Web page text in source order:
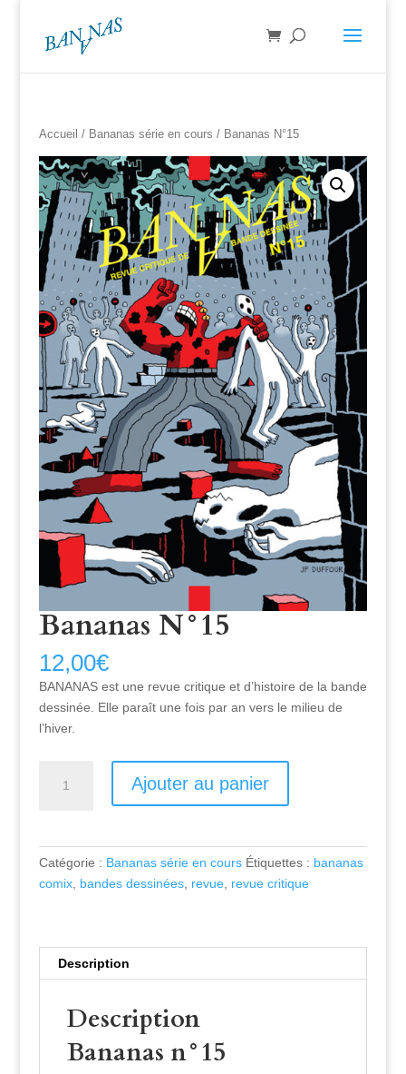
Accueil / Bananas série en cours / Bananas N°15
Bananas N°15
12,00€
BANANAS est une revue critique et d’histoire de la bande
dessinée. Elle paraît une fois par an vers le milieu de
l’hiver.
Ajouter au panier
Catégorie : Bananas série en cours Étiquettes : bananas
comix, bandes dessinées, revue, revue critique
Description
Description
Bananas n°15